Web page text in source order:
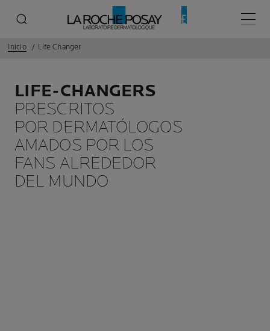
Menú
Inicio Life Changer
LIFE-CHANGERS
PRESCRITOS
POR DERMATÓLOGOS
AMADOS POR LOS
FANS ALREDEDOR
DEL MUNDO